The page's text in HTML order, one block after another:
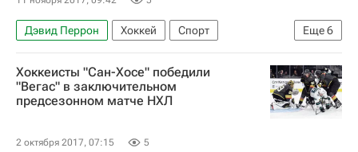
Еще6
Дэвид Перрон Хоккей
Спорт
Национальная хоккейная лига (НХЛ)
Вегас Голден Найтс
Виннипег Джетс
Патрик Лайне
Джеймс Нил
Хоккеисты "Сан-Хосе" победили
"Вегас" в заключительном
предсезонном матче НХЛ
2 октября 2017, 07:15 5